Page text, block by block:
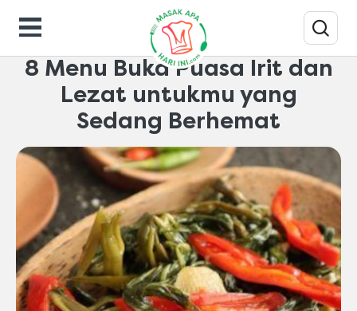
Makanan-gaya-hidup
8 Menu Buka Puasa Irit dan
Lezat untukmu yang
Sedang Berhemat